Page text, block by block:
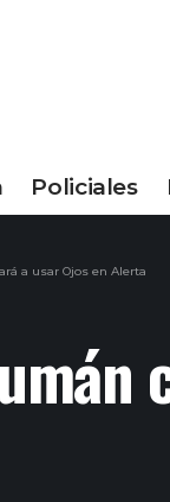
Policiales
a usar Ojos en Alerta